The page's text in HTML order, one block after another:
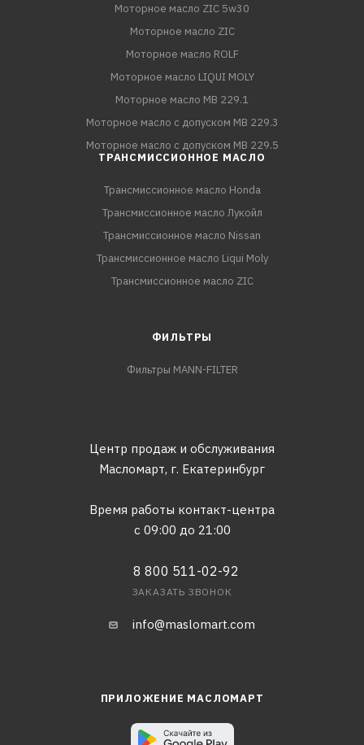
Моторное масло ZIC 5w30
Моторное масло ZIC
Моторное масло ROLF
Моторное масло LIQUI MOLY
Моторное масло MB 229.1
Моторное масло с допуском MB 229.3
Моторное масло с допуском MB 229.5
ТРАНСМИССИОННОЕ МАСЛО
Трансмиссионное масло Honda
Трансмиссионное масло Лукойл
Трансмиссионное масло Nissan
Трансмиссионное масло Liqui Moly
Трансмиссионное масло ZIC
ФИЛЬТРЫ
Фильтры MANN-FILTER
Центр продаж и обслуживания
Масломарт, г. Екатеринбург
Время работы контакт-центра
с 09:00 до 21:00
8 800 511-02-92
ЗАКАЗАТЬ ЗВОНОК
info@maslomart.com
ПРИЛОЖЕНИЕ МАСЛОМАРТ